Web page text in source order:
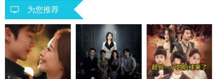
为您推荐